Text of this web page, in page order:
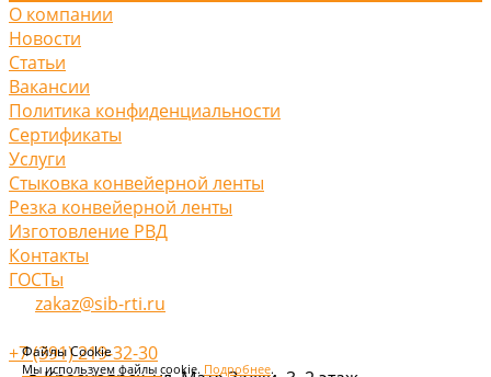
Файлы Cookie
Мы используем файлы cookie. Подробнее.
О компании
Новости
Статьи
Вакансии
Политика конфиденциальности
Сертификаты
Услуги
Стыковка конвейерной ленты
Резка конвейерной ленты
Изготовление РВД
Контакты
ГОСТы
zakaz@sib-rti.ru
+7 (391) 219-32-30